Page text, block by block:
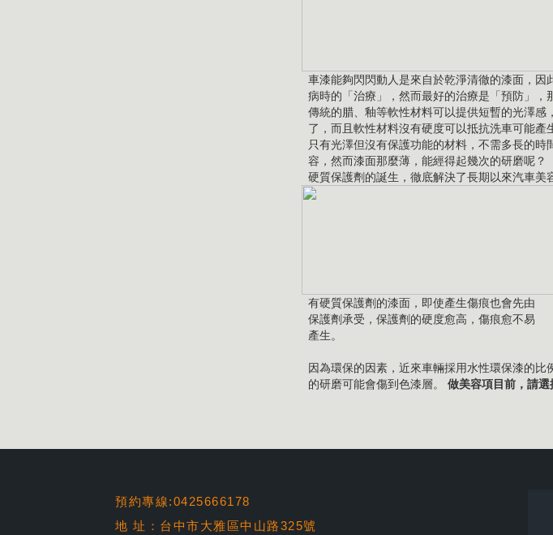
車漆能夠閃閃動人是來自於乾淨清徹的漆面，
病時的「治療」，然而最好的治療是「預防」
傳統的腊、釉等軟性材料可以提供短暫的光澤
了，而且軟性材料沒有硬度可以抵抗洗車可能
只有光澤但沒有保護功能的材料，不需多長的
容，然而漆面那麼薄，能經得起幾次的研磨呢？
硬質保護劑的誕生，徹底解決了長期以來汽車美
有硬質保護劑的漆面，即使產生傷痕也會先由
保護劑承受，保護劑的硬度愈高，傷痕愈不易
產生。
因為環保的因素，近來車輛採用水性環保漆的
的研磨可能會傷到色漆層。 做美容項目前，請選
預約專線:0425666178
地 址：台中市大雅區中山路325號